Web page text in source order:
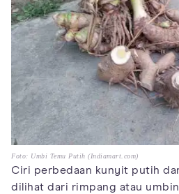
Foto: Umbi Temu Putih (Indiamart.com)
Ciri perbedaan kunyit putih
dilihat dari rimpang atau